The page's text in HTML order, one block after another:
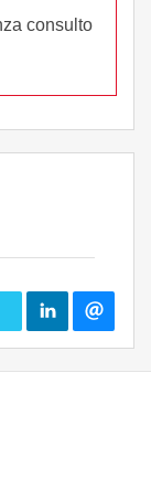
consulto